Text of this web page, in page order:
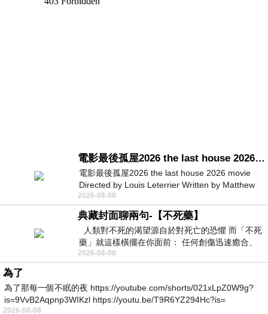
電影最後孤屋2026 the last house 2026 movie
電影最後孤屋2026 the last house 2026 movie
Directed by Louis Leterrier Written by Matthew
Robinson Starring Greta Lee Wa
2026-08-08
典藏封面聊兩句-【不死藥】
人類對不死的渴望源自於對死亡的恐懼 而「不死
藥」就這樣橫擺在你面前： 任何創傷迅速癒合、
停止衰老、痛覺消失…堪
2026-08-08
為了
為了那每一個不眠的夜 https://youtube.com/shorts/021xLpZ0W9g?
is=9VvB2Aqpnp3WIKzl https://youtu.be/T9R6YZ294Hc?is=
2026-08-08